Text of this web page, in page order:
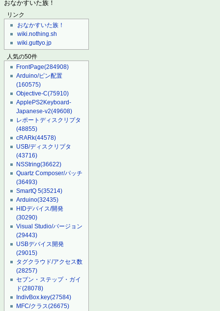
おなかすいた族！
リンク
おなかすいた族！
wiki.nothing.sh
wiki.guttyo.jp
人気の50件
FrontPage(284908)
Arduino/ピン配置
(160575)
Objective-C(75910)
ApplePS2Keyboard-
Japanese-v2(49608)
レポートディスクリプタ
(48855)
cRARk(44578)
USB/ディスクリプタ
(43716)
NSString(36622)
Quartz Composer/パッチ
(36493)
SmartQ 5(35214)
Arduino(32435)
HIDデバイス/開発
(30290)
Visual Studio/バージョン
(29443)
USBデバイス開発
(29015)
タグクラウド/アクセス数
(28257)
セブン・ステップ・ガイ
ド(28078)
IndivBox.key(27584)
MFC/クラス(26675)